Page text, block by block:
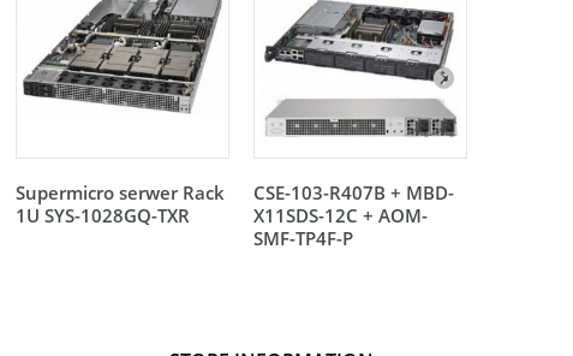
Supermicro serwer Rack
1U SYS-1028GQ-TXR
CSE-103-R407B + MBD-
X11SDS-12C + AOM-
SMF-TP4F-P